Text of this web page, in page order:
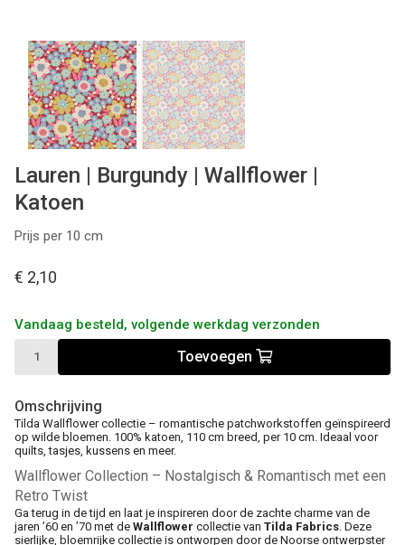
Lauren | Burgundy | Wallflower |
Katoen
Prijs per 10 cm
€ 2,10
Vandaag besteld, volgende werkdag verzonden
Toevoegen
Omschrijving
Tilda Wallflower collectie – romantische patchworkstoffen geïnspireerd
op wilde bloemen. 100% katoen, 110 cm breed, per 10 cm. Ideaal voor
quilts, tasjes, kussens en meer.
Wallflower Collection – Nostalgisch & Romantisch met een
Retro Twist
Ga terug in de tijd en laat je inspireren door de zachte charme van de
jaren ’60 en ’70 met de Wallflower collectie van Tilda Fabrics . Deze
sierlijke, bloemrijke collectie is ontworpen door de Noorse ontwerpster